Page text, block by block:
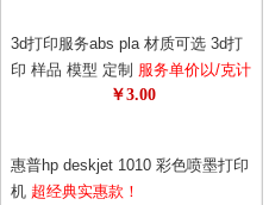
3d打印服务abs pla 材质可选 3d打
印 样品 模型 定制 服务单价以/克计
算 请先与客服确认数量 diy个性定
￥3.00
惠普hp deskjet 1010 彩色喷墨打印
机 超经典实惠款！